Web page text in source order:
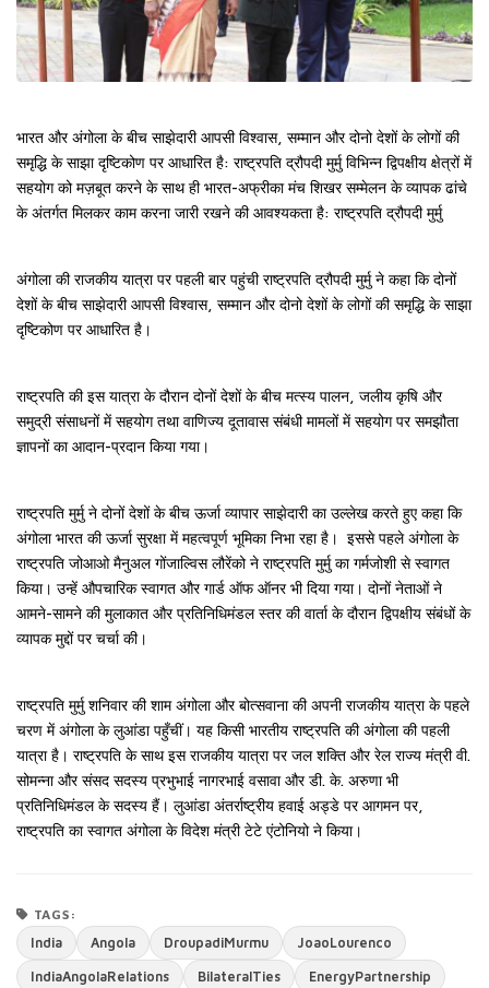
भारत और अंगोला के बीच साझेदारी आपसी विश्वास, सम्मान और दोनो देशों के लोगों की
समृद्धि के साझा दृष्टिकोण पर आधारित है: राष्ट्रपति द्रौपदी मुर्मु विभिन्न द्विपक्षीय क्षेत्रों में
सहयोग को मज़बूत करने के साथ ही भारत-अफ्रीका मंच शिखर सम्मेलन के व्यापक ढांचे
के अंतर्गत मिलकर काम करना जारी रखने की आवश्यकता है: राष्ट्रपति द्रौपदी मुर्मु
अंगोला की राजकीय यात्रा पर पहली बार पहुंची राष्ट्रपति द्रौपदी मुर्मु ने कहा कि दोनों
देशों के बीच साझेदारी आपसी विश्वास, सम्मान और दोनो देशों के लोगों की समृद्धि के साझा
दृष्टिकोण पर आधारित है।
राष्ट्रपति की इस यात्रा के दौरान दोनों देशों के बीच मत्स्य पालन, जलीय कृषि और
समुद्री संसाधनों में सहयोग तथा वाणिज्य दूतावास संबंधी मामलों में सहयोग पर समझौता
ज्ञापनों का आदान-प्रदान किया गया।
राष्ट्रपति मुर्मु ने दोनों देशों के बीच ऊर्जा व्यापार साझेदारी का उल्लेख करते हुए कहा कि
अंगोला भारत की ऊर्जा सुरक्षा में महत्वपूर्ण भूमिका निभा रहा है। इससे पहले अंगोला के
राष्ट्रपति जोआओ मैनुअल गोंजाल्विस लौरेंको ने राष्ट्रपति मुर्मु का गर्मजोशी से स्वागत
किया। उन्हें औपचारिक स्वागत और गार्ड ऑफ ऑनर भी दिया गया। दोनों नेताओं ने
आमने-सामने की मुलाकात और प्रतिनिधिमंडल स्तर की वार्ता के दौरान द्विपक्षीय संबंधों के
व्यापक मुद्दों पर चर्चा की।
राष्ट्रपति मुर्मु शनिवार की शाम अंगोला और बोत्सवाना की अपनी राजकीय यात्रा के पहले
चरण में अंगोला के लुआंडा पहुँचीं। यह किसी भारतीय राष्ट्रपति की अंगोला की पहली
यात्रा है। राष्ट्रपति के साथ इस राजकीय यात्रा पर जल शक्ति और रेल राज्य मंत्री वी.
सोमन्ना और संसद सदस्य प्रभुभाई नागरभाई वसावा और डी. के. अरुणा भी
प्रतिनिधिमंडल के सदस्य हैं। लुआंडा अंतर्राष्ट्रीय हवाई अड्डे पर आगमन पर,
राष्ट्रपति का स्वागत अंगोला के विदेश मंत्री टेटे एंटोनियो ने किया।
TAGS:
India
Angola DroupadiMurmu JoaoLourenco
IndiaAngolaRelations BilateralTies EnergyPartnership